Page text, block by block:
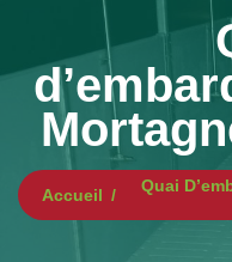
Accueil
Quai